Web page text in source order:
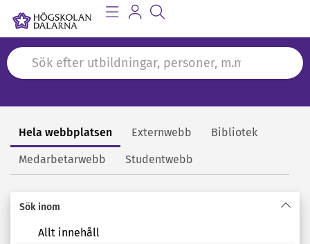
Sök
Hela webbplatsen Externwebb Bibliotek
Medarbetarwebb Studentwebb
Sök inom
Allt innehåll